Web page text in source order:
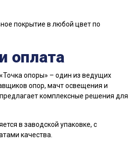
покрытие в любой цвет по
оплата
опоры» – один из ведущих
опор, мачт освещения и
комплексные решения для
в заводской упаковке, с
качества.